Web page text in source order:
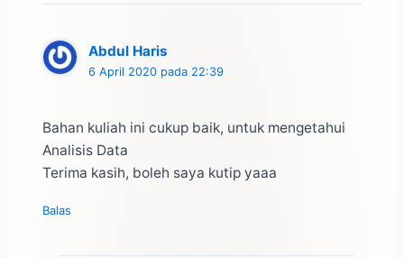
Abdul Haris
6 April 2020 pada 22:39
Bahan kuliah ini cukup baik, untuk mengetahui
Analisis Data
Terima kasih, boleh saya kutip yaaa
Balas